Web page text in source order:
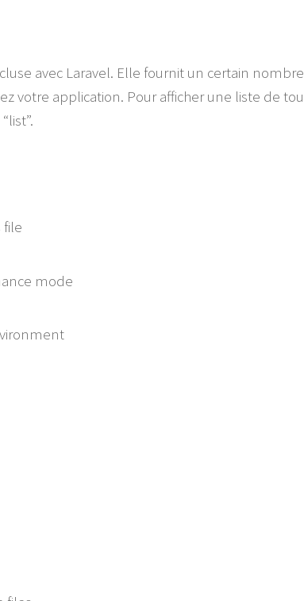
avec Laravel. Elle fournit un certain
votre application. Pour afficher une liste de
mode